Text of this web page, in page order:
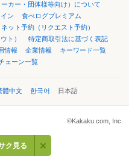
ク見る
ーカー・団体様等向け）について
ン
食べログプレミアム
ネット予約（リクエスト予約）
ト）
特定商取引法に基づく表記
情報 企業情報
キーワード一覧
ェーン一覧
體中文 한국어 日本語
©Kakaku.com, Inc.